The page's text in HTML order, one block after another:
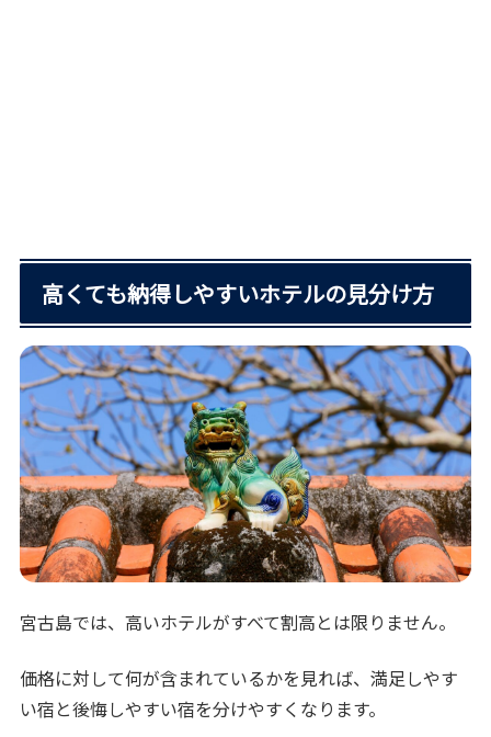
高くても納得しやすいホテルの見分け方
宮古島では、高いホテルがすべて割高とは限りません。
価格に対して何が含まれているかを見れば、満足しやす
い宿と後悔しやすい宿を分けやすくなります。